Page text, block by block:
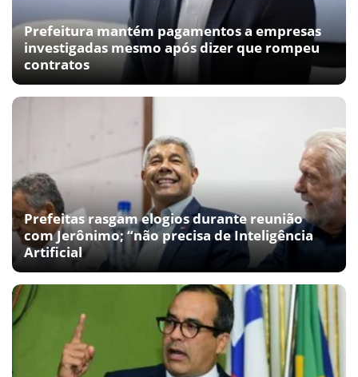
Prefeitura mantém pagamentos a empresas
investigadas mesmo após dizer que rompeu
contratos
Prefeitas rasgam elogios durante reunião
com Jerônimo; “não precisa de Inteligência
Artificial